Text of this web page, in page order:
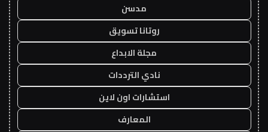
مدسن
روتانا تسويق
مجلة الابداع
نادي الترددات
استشارات اون لاين
المعارف